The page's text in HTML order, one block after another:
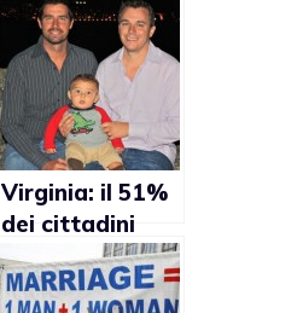
Virginia: il 51%
dei cittadini
favorevole alle
adozioni gay